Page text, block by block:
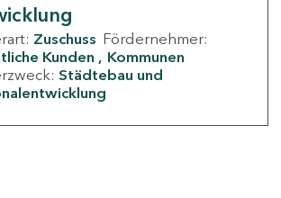
Zuschuss Fördernehmer:
Kunden
Kommunen
Städtebau und